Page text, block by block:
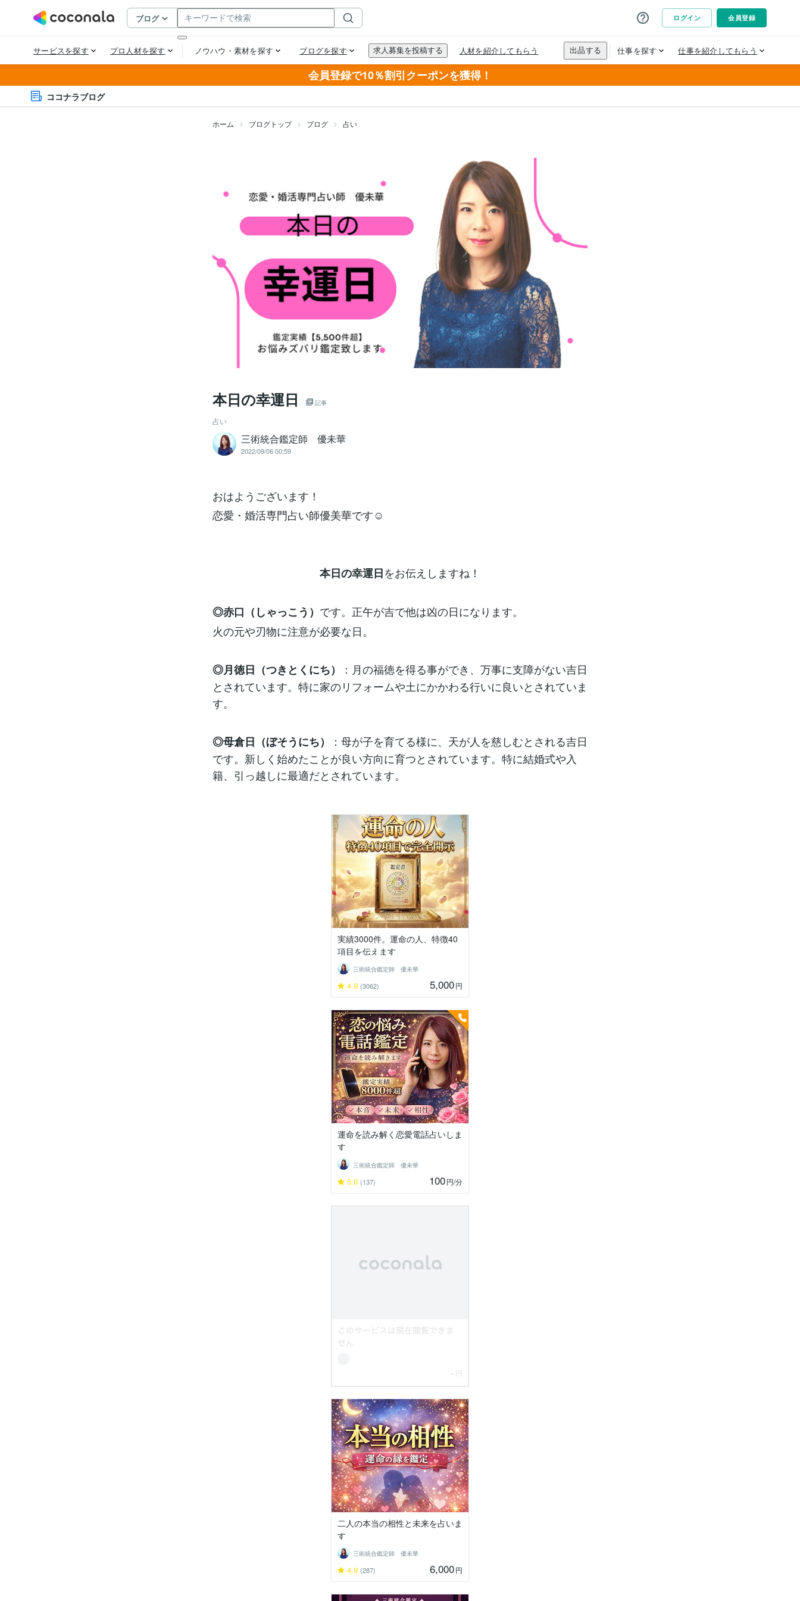
会員登録で10％割引クーポンを獲得！
ココナラブログ
ホーム ブログトップ ブログ 占い
本日の幸運日 記事
占い
三術統合鑑定師 優未華
2022/09/06 00:59
おはようございます！
恋愛・婚活専門占い師優美華です☺️
本日の幸運日をお伝えしますね！
◎赤口（しゃっこう） です。正午が吉で他は凶の日になります。
火の元や刃物に注意が必要な日。
◎月徳日（つきとくにち）
：月の福徳を得る事ができ、万事に支障がない吉日
とされています。特に家のリフォームや土にかかわる行いに良いとされていま
す。
◎母倉日（ぼそうにち）
：母が子を育てる様に、天が人を慈しむとされる吉日
です。新しく始めたことが良い方向に育つとされています。特に結婚式や入
籍、引っ越しに最適だとされています。
実績3000件。運命の人、特徴40
項目を伝えます
三術統合鑑定師 優未華
4.9 (3062) 5,000円
運命を読み解く恋愛電話占いしま
す
三術統合鑑定師 優未華
5.0 (137) 100円/分
二人の本当の相性と未来を占いま
す
三術統合鑑定師 優未華
4.9 (287) 6,000円